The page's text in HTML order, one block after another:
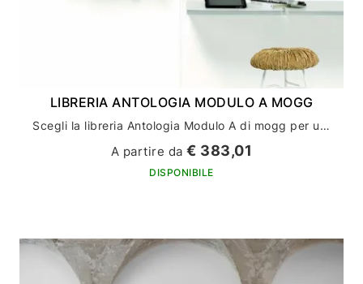
LIBRERIA ANTOLOGIA MODULO A MOGG
Scegli la libreria Antologia Modulo A di mogg per un arredamento casa di stile ed eleganza
A partire da€ 383,01
DISPONIBILE